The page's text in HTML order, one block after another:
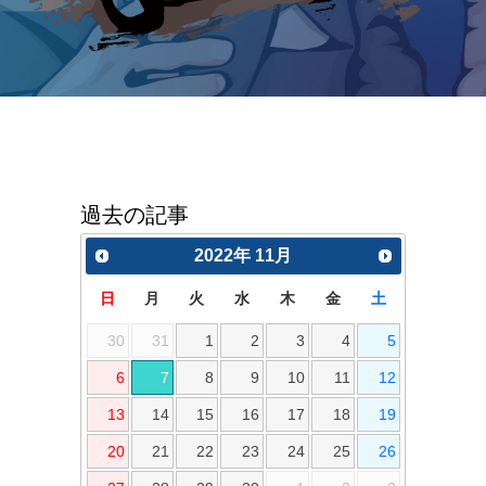
過去の記事
2022年 11月
日 月 火 水 木 金 土
30 31 1 2 3 4 5
6 7 8 9 10 11 12
13 14 15 16 17 18 19
20 21 22 23 24 25 26